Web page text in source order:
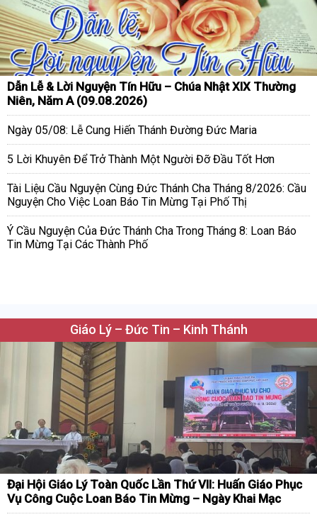
Dẫn Lễ & Lời Nguyện Tín Hữu – Chúa Nhật XIX Thường
Niên, Năm A (09.08.2026)
Ngày 05/08: Lễ Cung Hiến Thánh Đường Đức Maria
5 Lời Khuyên Để Trở Thành Một Người Đỡ Đầu Tốt Hơn
Tài Liệu Cầu Nguyện Cùng Đức Thánh Cha Tháng 8/2026: Cầu
Nguyện Cho Việc Loan Báo Tin Mừng Tại Phố Thị
Ý Cầu Nguyện Của Đức Thánh Cha Trong Tháng 8: Loan Báo
Tin Mừng Tại Các Thành Phố
Giáo Lý – Đức Tin – Kinh Thánh
Đại Hội Giáo Lý Toàn Quốc Lần Thứ VII: Huấn Giáo Phục
Vụ Công Cuộc Loan Báo Tin Mừng – Ngày Khai Mạc